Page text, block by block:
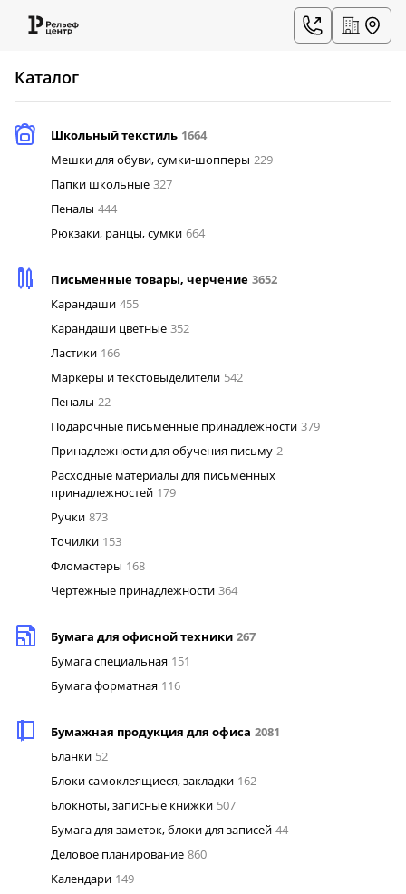
Каталог
Школьный текстиль 1664
Мешки для обуви, сумки-шопперы 229
Папки школьные 327
Пеналы 444
Рюкзаки, ранцы, сумки 664
Письменные товары, черчение 3652
Карандаши 455
Карандаши цветные 352
Ластики 166
Маркеры и текстовыделители 542
Пеналы 22
Подарочные письменные принадлежности 379
Принадлежности для обучения письму 2
Расходные материалы для письменных
принадлежностей 179
Ручки 873
Точилки 153
Фломастеры 168
Чертежные принадлежности 364
Бумага для офисной техники 267
Бумага специальная 151
Бумага форматная 116
Бумажная продукция для офиса 2081
Бланки 52
Блоки самоклеящиеся, закладки 162
Блокноты, записные книжки 507
Бумага для заметок, блоки для записей 44
Деловое планирование 860
Календари 149